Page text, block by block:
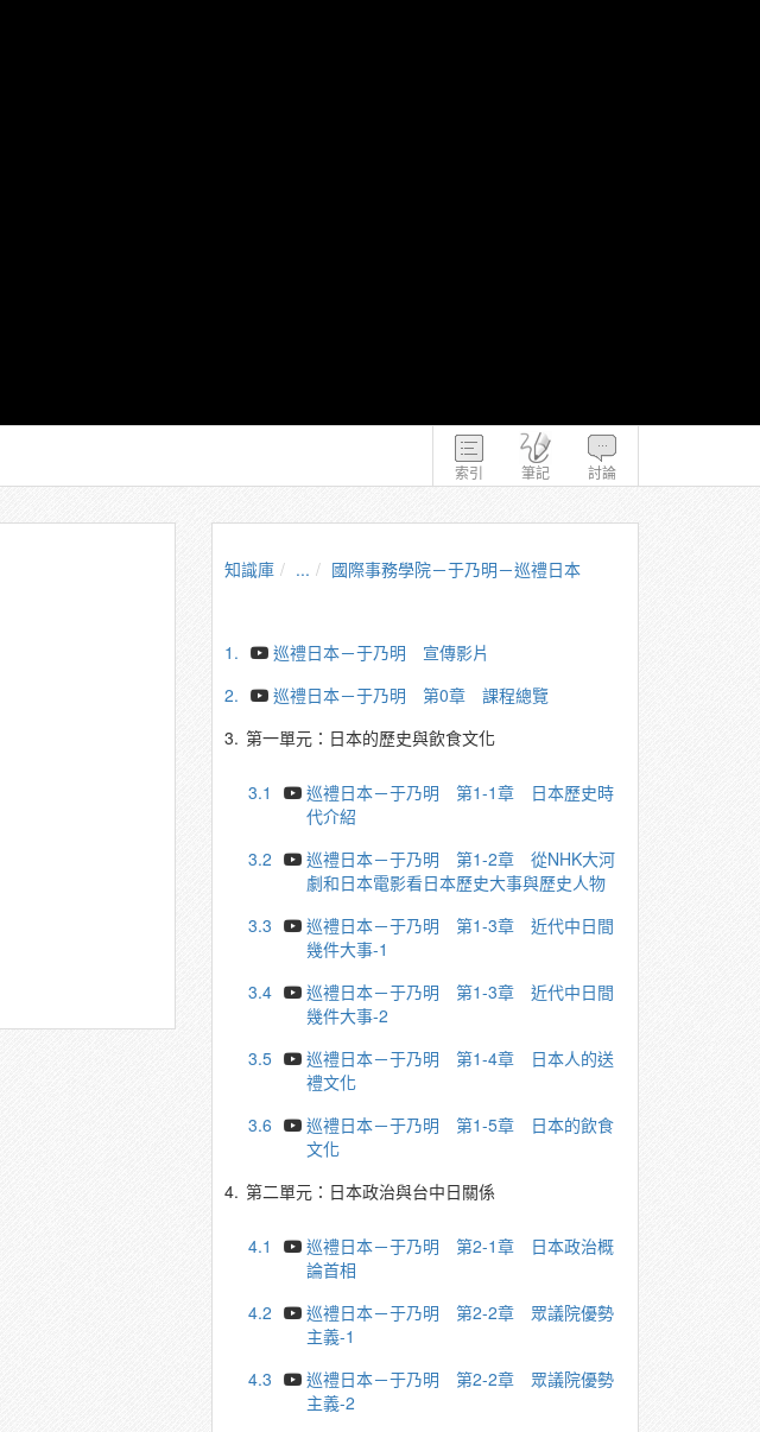
索引 筆記 討論
知識庫 ... 國際事務學院－于乃明－巡禮日本
1.
巡禮日本－于乃明 宣傳影片
2.
巡禮日本－于乃明 第0章 課程總覽
3. 第一單元：日本的歷史與飲食文化
3.1
巡禮日本－于乃明 第1-1章 日本歷史時
代介紹
3.2
巡禮日本－于乃明 第1-2章 從NHK大河
劇和日本電影看日本歷史大事與歷史人物
3.3
巡禮日本－于乃明 第1-3章 近代中日間
幾件大事-1
3.4
巡禮日本－于乃明 第1-3章 近代中日間
幾件大事-2
3.5
巡禮日本－于乃明 第1-4章 日本人的送
禮文化
3.6
巡禮日本－于乃明 第1-5章 日本的飲食
文化
4. 第二單元：日本政治與台中日關係
4.1
巡禮日本－于乃明 第2-1章 日本政治概
論首相
4.2
巡禮日本－于乃明 第2-2章 眾議院優勢
主義-1
4.3
巡禮日本－于乃明 第2-2章 眾議院優勢
主義-2